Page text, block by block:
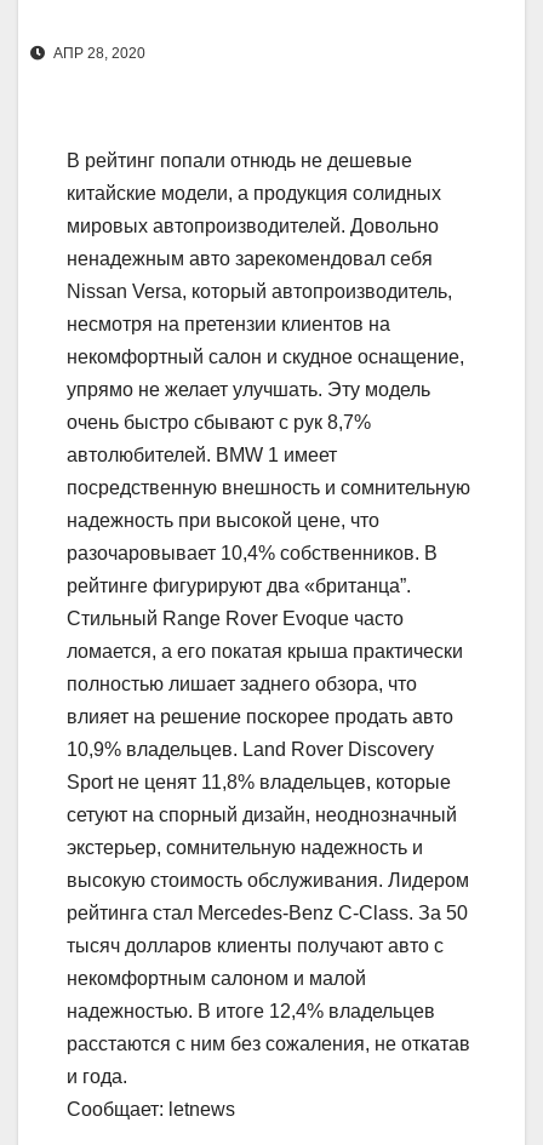
АПР 28, 2020
В рейтинг попали отнюдь не дешевые
китайские модели, а продукция солидных
мировых автопроизводителей. Довольно
ненадежным авто зарекомендовал себя
Nissan Versa, который автопроизводитель,
несмотря на претензии клиентов на
некомфортный салон и скудное оснащение,
упрямо не желает улучшать. Эту модель
очень быстро сбывают с рук 8,7%
автолюбителей. BMW 1 имеет
посредственную внешность и сомнительную
надежность при высокой цене, что
разочаровывает 10,4% собственников. В
рейтинге фигурируют два «британца”.
Стильный Range Rover Evoque часто
ломается, а его покатая крыша практически
полностью лишает заднего обзора, что
влияет на решение поскорее продать авто
10,9% владельцев. Land Rover Discovery
Sport не ценят 11,8% владельцев, которые
сетуют на спорный дизайн, неоднозначный
экстерьер, сомнительную надежность и
высокую стоимость обслуживания. Лидером
рейтинга стал Mercedes-Benz C-Class. За 50
тысяч долларов клиенты получают авто с
некомфортным салоном и малой
надежностью. В итоге 12,4% владельцев
расстаются с ним без сожаления, не откатав
и года.
Сообщает: letnews